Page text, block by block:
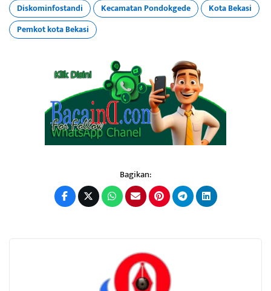
Diskominfostandi Kecamatan Pondokgede
Kota Bekasi
Pemkot kota Bekasi
Bagikan: